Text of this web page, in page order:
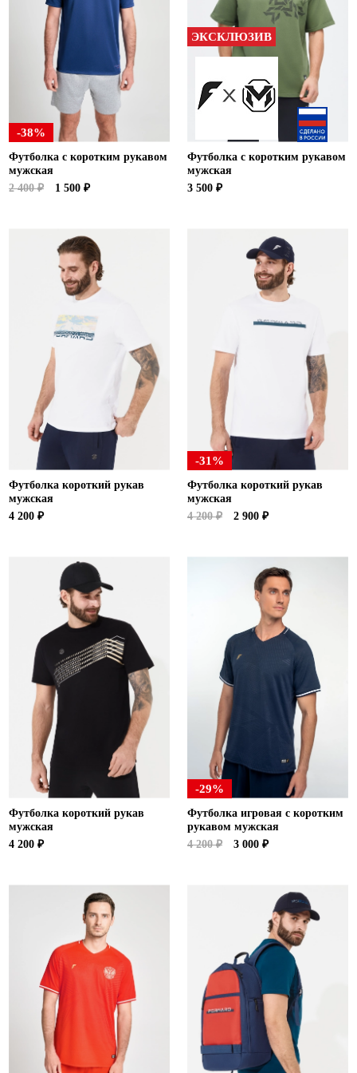
Ханты-Мансийский автономный округ (3)
Челябинская область (2)
Ямало-Ненецкий автономный округ (1)
Ярославская область (1)
-38%
Футболка с коротким рукавом
мужская
2 400 ₽
1 500 ₽
ЭКСКЛЮЗИВ
Футболка с коротким рукавом
мужская
3 500 ₽
Футболка короткий рукав
мужская
4 200 ₽
-31%
Футболка короткий рукав
мужская
4 200 ₽
2 900 ₽
Футболка короткий рукав
мужская
4 200 ₽
-29%
Футболка игровая с коротким
рукавом мужская
4 200 ₽
3 000 ₽